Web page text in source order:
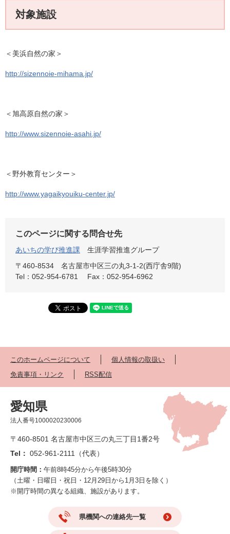
対象施設
＜美浜自然の家＞
http://sizennoie-mihama.jp/
＜旭高原自然の家＞
http://www.sizennoie-asahi.jp/
＜野外教育センター＞
http://www.yagaikyouiku-center.jp/
このページに関する問合せ先
あいちの学び推進課
生涯学習推進グループ
〒460-8534
名古屋市中区三の丸3-1-2(西庁舎9階)
Tel：052-954-6781
Fax：052-954-6962
このホームページについて
個人情報の取扱い
免責事項・リンク
RSS配信
愛知県
法人番号1000020230006
〒460-8501 名古屋市中区三の丸三丁目1番2号
Tel： 052-961-2111（代表）
開庁時間： 午前8時45分から午後5時30分
（土曜・日曜日・祝日・12月29日から1月3日を除く）
※開庁時間の異なる組織、施設があります。
県機関への連絡先一覧